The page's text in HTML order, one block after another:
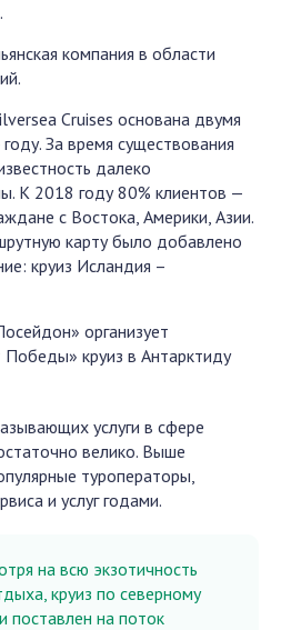
компания в области
Cruises основана двумя
За время существования
далеко
К 2018 году 80% клиентов —
с Востока, Америки, Азии.
карту было добавлено
круиз Исландия –
организует
круиз в Антарктиду
услуги в сфере
велико. Выше
туроператоры,
и услуг годами.
на всю экзотичность
круиз по северному
поставлен на поток